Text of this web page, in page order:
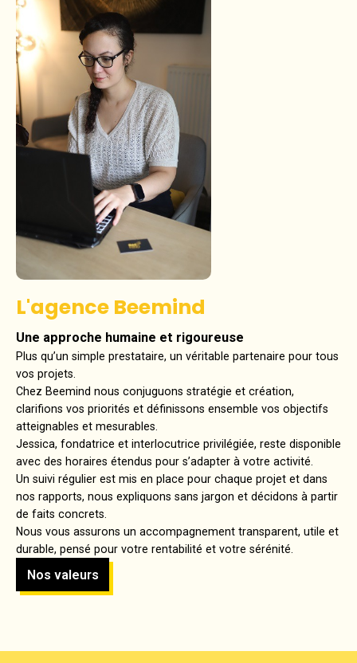
L'agence Beemind
Une approche humaine et rigoureuse
Plus qu’un simple prestataire, un véritable partenaire pour tous
vos projets.
Chez Beemind nous conjuguons stratégie et création,
clarifions vos priorités et définissons ensemble vos objectifs
atteignables et mesurables.
Jessica, fondatrice et interlocutrice privilégiée, reste disponible
avec des horaires étendus pour s’adapter à votre activité.
Un suivi régulier est mis en place pour chaque projet et dans
nos rapports, nous expliquons sans jargon et décidons à partir
de faits concrets.
Nous vous assurons un accompagnement transparent, utile et
durable, pensé pour votre rentabilité et votre sérénité.
Nos valeurs